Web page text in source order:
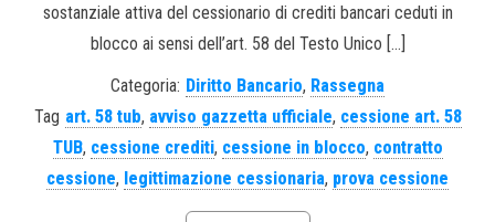
sostanziale attiva del cessionario di crediti bancari ceduti in
blocco ai sensi dell’art. 58 del Testo Unico […]
Categoria: Diritto Bancario, Rassegna
Tag art. 58 tub, avviso gazzetta ufficiale, cessione art. 58
TUB, cessione crediti, cessione in blocco, contratto
cessione, legittimazione cessionaria, prova cessione